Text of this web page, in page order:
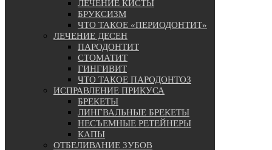
ЛЕЧЕНИЕ КИСТЫ
БРУКСИЗМ
ЧТО ТАКОЕ «ПЕРИОДОНТИТ»
ЛЕЧЕНИЕ ДЕСЕН
ПАРОДОНТИТ
СТОМАТИТ
ГИНГИВИТ
ЧТО ТАКОЕ ПАРОДОНТОЗ
ИСПРАВЛЕНИЕ ПРИКУСА
БРЕКЕТЫ
ЛИНГВАЛЬНЫЕ БРЕКЕТЫ
НЕСЪЕМНЫЕ РЕТЕЙНЕРЫ
КАПЫ
ОТБЕЛИВАНИЕ ЗУБОВ